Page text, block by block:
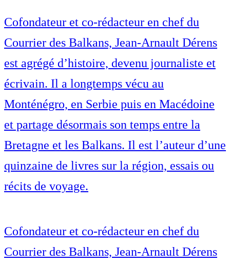
Cofondateur et co-rédacteur en chef du
Courrier des Balkans, Jean-Arnault Dérens
est agrégé d’histoire, devenu journaliste et
écrivain. Il a longtemps vécu au
Monténégro, en Serbie puis en Macédoine
et partage désormais son temps entre la
Bretagne et les Balkans. Il est l’auteur d’une
quinzaine de livres sur la région, essais ou
récits de voyage.
Cofondateur et co-rédacteur en chef du
Courrier des Balkans, Jean-Arnault Dérens